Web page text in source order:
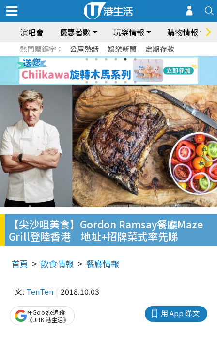
演唱會 優惠著數 玩樂情報 購物情報
熱門關鍵字： 公屋熱話 娛樂新聞 定期存款
【尖沙咀美食】Gordon Ramsay餐廳Maze
Grill登陸香港 地址+招牌菜式率先睇
首頁 飲食情報 餐廳情報
文: TenTen 2018.10.03
用 App 睇文
在Google追蹤
《UHK 港生活》